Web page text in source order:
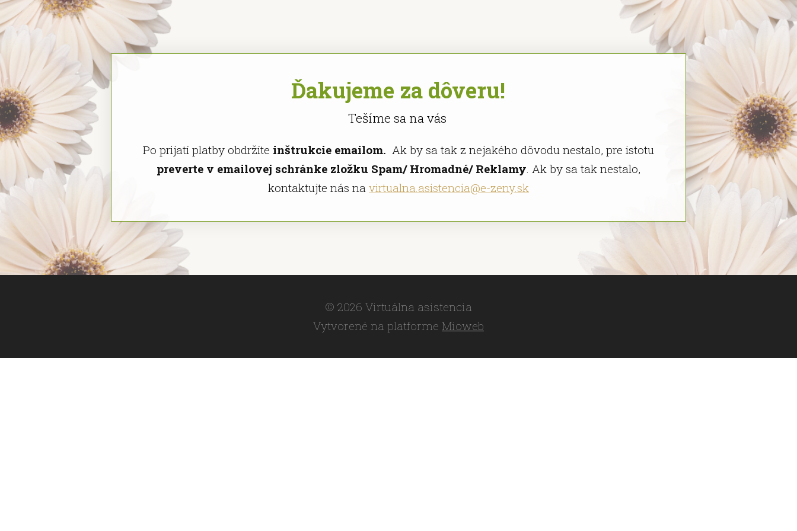
Ďakujeme za dôveru!
Tešíme sa na vás
Po prijatí platby obdržíte inštrukcie emailom. Ak by sa tak z nejakého dôvodu nestalo, pre istotu
preverte v emailovej schránke zložku Spam/ Hromadné/ Reklamy. Ak by sa tak nestalo,
kontaktujte nás na virtualna.asistencia@e-zeny.sk
© 2026 Virtuálna asistencia
Vytvorené na platforme Mioweb